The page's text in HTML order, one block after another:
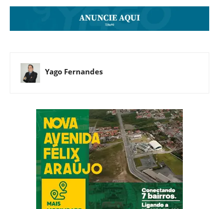
Yago Fernandes